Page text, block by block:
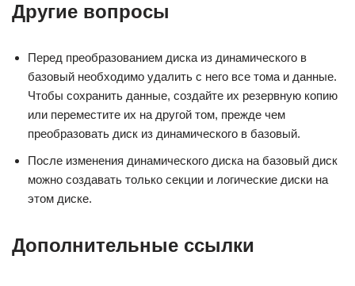
Другие вопросы
Перед преобразованием диска из динамического в
базовый необходимо удалить с него все тома и данные.
Чтобы сохранить данные, создайте их резервную копию
или переместите их на другой том, прежде чем
преобразовать диск из динамического в базовый.
После изменения динамического диска на базовый диск
можно создавать только секции и логические диски на
этом диске.
Дополнительные ссылки